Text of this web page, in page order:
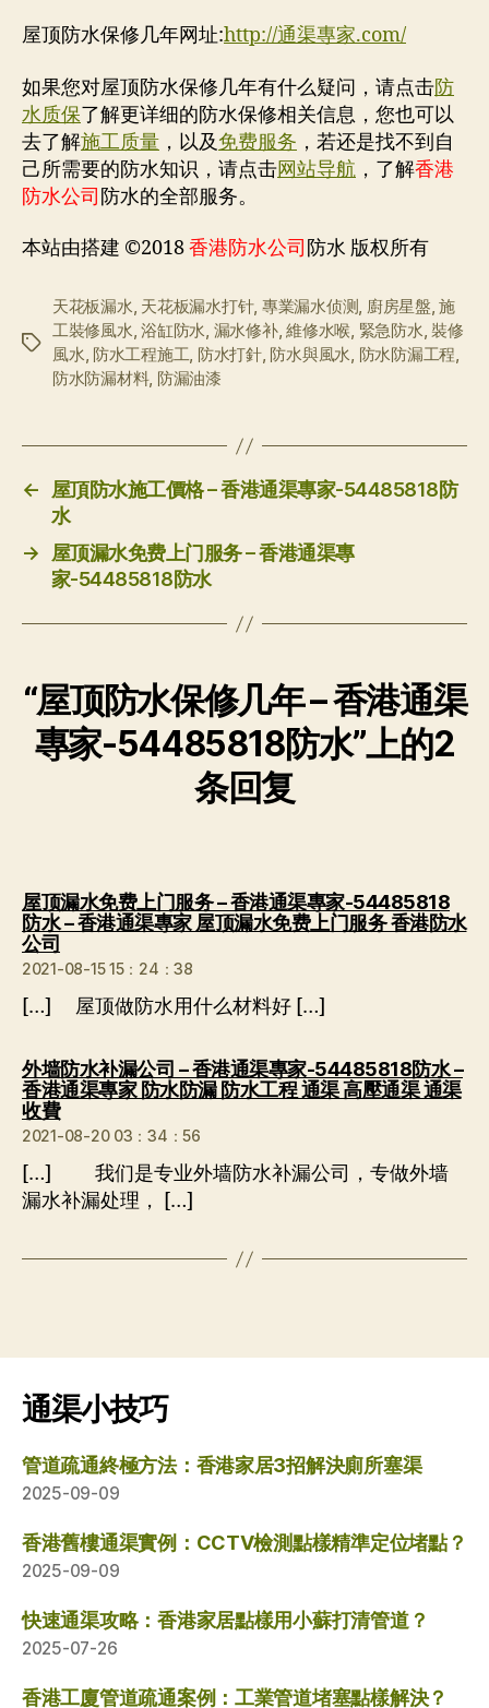
屋顶防水保修几年网址:http://通渠專家.com/
如果您对屋顶防水保修几年有什么疑问，请点击防
水质保了解更详细的防水保修相关信息，您也可以
去了解施工质量 ，以及免费服务 ，若还是找不到自
己所需要的防水知识，请点击网站导航 ，了解香港
防水公司防水的全部服务。
本站由搭建 ©2018香港防水公司 防水 版权所有
标
天花板漏水, 天花板漏水打针, 專業漏水侦测, 廚房星盤,施
工裝修風水,浴缸防水, 漏水修补,維修水喉, 緊急防水,裝修
風水, 防水工程施工, 防水打針, 防水與風水, 防水防漏工程,
防水防漏材料, 防漏油漆
←
屋頂防水施工價格 – 香港通渠專家-54485818防
水
→
屋顶漏水免费上门服务 – 香港通渠專
家-54485818防水
“屋顶防水保修几年 – 香港通渠
專家-54485818防水”上的2
条回复
屋顶漏水免费上门服务 – 香港通渠專家-54485818
防水 – 香港通渠專家 屋顶漏水免费上门服务 香港防水
公司
2021-08-15 15：24：38
[…] 屋顶做防水用什么材料好 […]
外墙防水补漏公司 – 香港通渠專家-54485818防水 –
香港通渠專家 防水防漏 防水工程 通渠 高壓通渠 通渠
收費说：
2021-08-20 03：34：56
[…] 我们是专业外墙防水补漏公司，专做外墙
漏水补漏处理， […]
通渠小技巧
管道疏通終極方法：香港家居3招解決廁所塞渠
2025-09-09
香港舊樓通渠實例：CCTV檢測點樣精準定位堵點？
2025-09-09
快速通渠攻略：香港家居點樣用小蘇打清管道？
2025-07-26
香港工廈管道疏通案例：工業管道堵塞點樣解決？